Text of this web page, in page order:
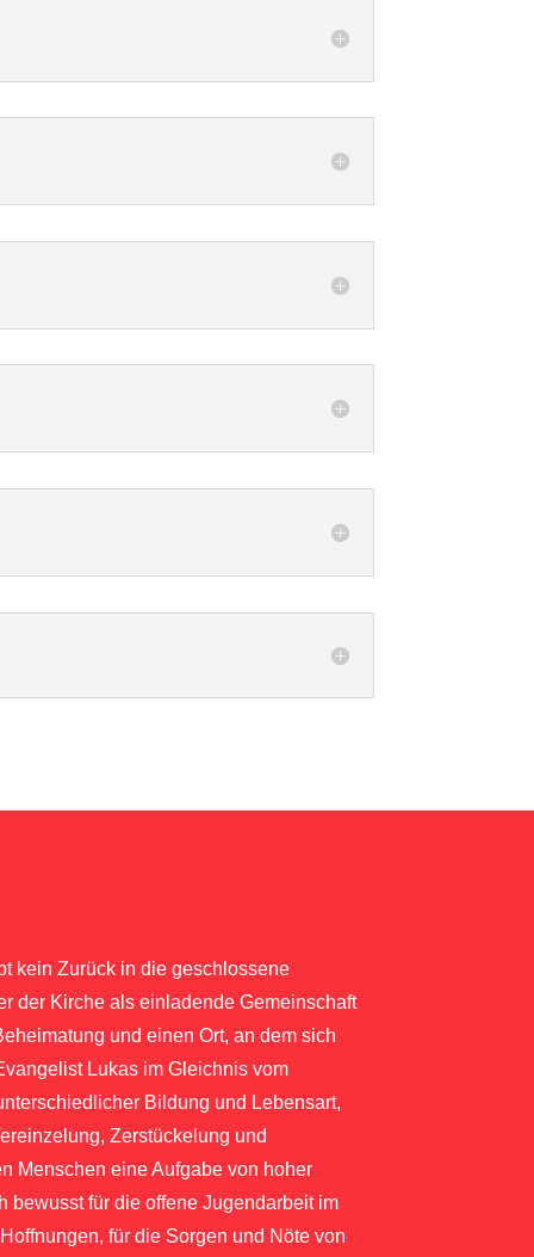
kein Zurück in die geschlossene
der Kirche als einladende Gemeinschaft
und einen Ort, an dem sich
Lukas im Gleichnis vom
Bildung und Lebensart,
Zerstückelung und
Menschen eine Aufgabe von hoher
bewusst für die offene Jugendarbeit im
für die Sorgen und Nöte von